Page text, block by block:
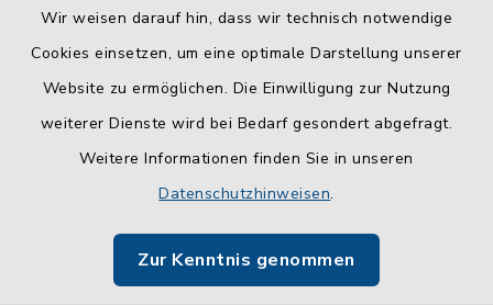
Wir weisen darauf hin, dass wir technisch notwendige
Cookies einsetzen, um eine optimale Darstellung unserer
Website zu ermöglichen. Die Einwilligung zur Nutzung
weiterer Dienste wird bei Bedarf gesondert abgefragt.
Weitere Informationen finden Sie in unseren
Datenschutzhinweisen.
Zur Kenntnis genommen
Barrierefreiheit
Impressum